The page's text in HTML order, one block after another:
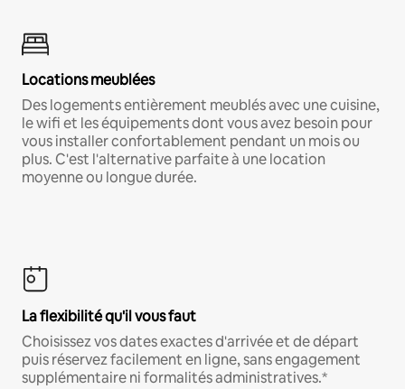
Locations meublées
Des logements entièrement meublés avec une cuisine,
le wifi et les équipements dont vous avez besoin pour
vous installer confortablement pendant un mois ou
plus. C'est l'alternative parfaite à une location
moyenne ou longue durée.
La flexibilité qu'il vous faut
Choisissez vos dates exactes d'arrivée et de départ
puis réservez facilement en ligne, sans engagement
supplémentaire ni formalités administratives.*